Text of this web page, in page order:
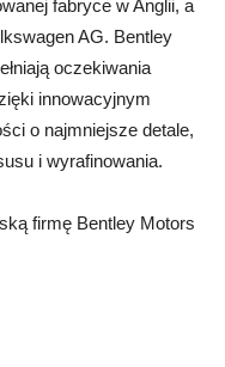
fabryce w Anglii, a
AG. Bentley
oczekiwania
innowacyjnym
o najmniejsze detale,
i wyrafinowania.
firmę Bentley Motors